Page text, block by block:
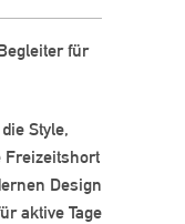
für
Style,
Freizeitshort
Design
aktive Tage